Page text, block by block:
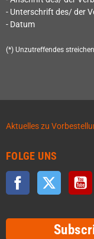
- Unterschrift des/ der
- Datum
(*) Unzutreffendes
Aktuelles zu
FOLGE UNS
Facebook Twitter